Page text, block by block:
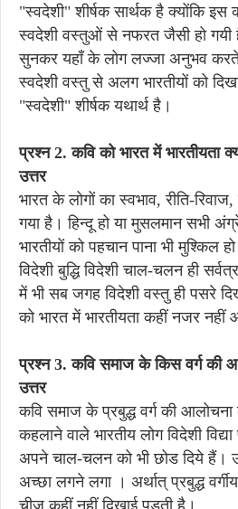
"स्वदेशी" शीर्षक सार्थक है क्योंकि इस
स्वदेशी वस्तुओं से नफरत जैसी हो
सुनकर यहाँ के लोग लज्जा अनुभव करते
स्वदेशी वस्तु से अलग भारतीयों को
"स्वदेशी" शीर्षक यथार्थ है।
प्रश्न 2. कवि को भारत में भारतीयता
उत्तर
भारत के लोगों का स्वभाव, रीति-
गया है। हिन्दू हो या मुसलमान सभी
भारतीयों को पहचान पाना भी मुश्किल
विदेशी बुद्धि विदेशी चाल-चलन ही
में भी सब जगह विदेशी वस्तु ही पसरे
को भारत में भारतीयता कहीं नजर नहीं
प्रश्न 3. कवि समाज के किस वर्ग की
उत्तर
कवि समाज के प्रबुद्ध वर्ग की आलोचना
कहलाने वाले भारतीय लोग विदेशी
अपने चाल-चलन को भी छोड दिये हैं।
अच्छा लगने लगा । अर्थात् प्रबुद्ध
चीज कहीं नहीं दिखाई पड़ती है।